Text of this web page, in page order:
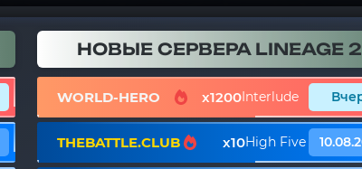
НОВЫЕ СЕРВЕРА LINEAGE 2
WORLD-HERO x1200Interlude
THEBATTLE.CLUB x10High Five